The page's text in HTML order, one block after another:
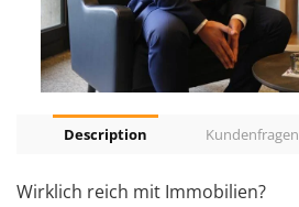
Description Kundenfragen
Wirklich reich mit Immobilien?